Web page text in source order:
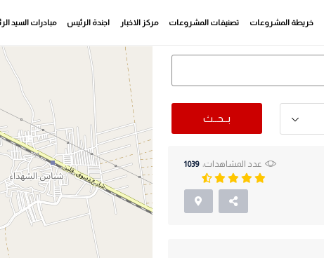
خريطة المشروعات تصنيفات المشروعات مركز الاخبار اجندة الرئيس مبادرات السيد
بــحــث
عدد المشاهدات: 1039